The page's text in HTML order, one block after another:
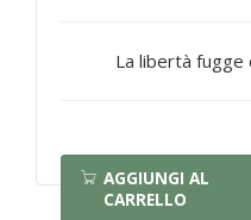
La libertà fugge
AGGIUNGI AL
CARRELLO